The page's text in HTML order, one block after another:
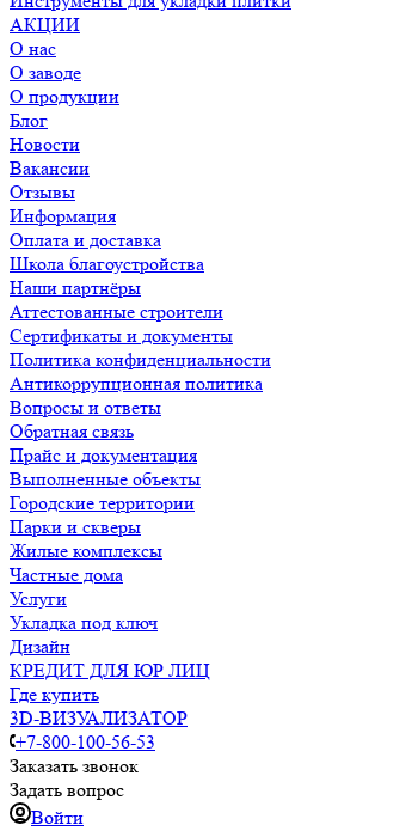
АКЦИИ
О нас
О заводе
О продукции
Блог
Новости
Вакансии
Отзывы
Информация
Оплата и доставка
Школа благоустройства
Наши партнёры
Аттестованные строители
Сертификаты и документы
Политика конфиденциальности
Антикоррупционная политика
Вопросы и ответы
Обратная связь
Прайс и документация
Выполненные объекты
Городские территории
Парки и скверы
Жилые комплексы
Частные дома
Услуги
Укладка под ключ
Дизайн
КРЕДИТ ДЛЯ ЮР ЛИЦ
Где купить
3D-ВИЗУАЛИЗАТОР
+7-800-100-56-53
Заказать звонок
Задать вопрос
Войти